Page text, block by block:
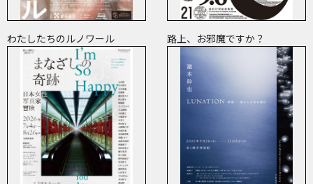
わたしたちのルノワール 路上、お邪魔ですか？